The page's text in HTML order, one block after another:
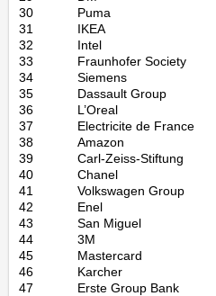
30
Puma
31
IKEA
32
Intel
33
Fraunhofer Society
34
Siemens
35
Dassault Group
36
L’Oreal
37
Electricite de France
38
Amazon
39
Carl-Zeiss-Stiftung
40
Chanel
41
Volkswagen Group
42
Enel
43
San Miguel
44
3M
45
Mastercard
46
Karcher
47
Erste Group Bank